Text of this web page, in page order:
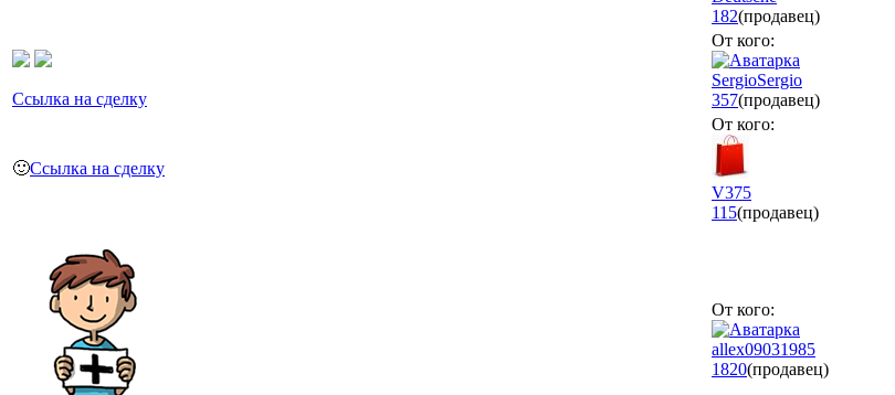
182(продавец)
Ссылка на сделку
От кого:
SergioSergio
357(продавец)
🙂Ссылка на сделку
От кого:
V375
115(продавец)
От кого:
allex09031985
1820(продавец)